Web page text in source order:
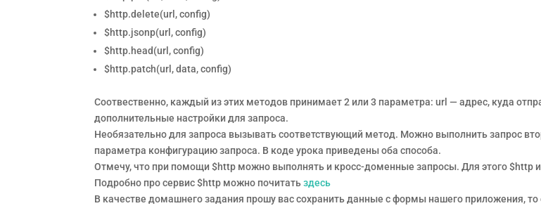
$http.delete(url, config)
$http.jsonp(url, config)
$http.head(url, config)
$http.patch(url, data, config)
Соотвественно, каждый из этих методов принимает 2 или 3 параметра: url — адрес, куда
дополнительные настройки для запроса.
Необязательно для запроса вызывать соответствующий метод. Можно выполнить запрос
параметра конфигурацию запроса. В коде урока приведены оба способа.
Отмечу, что при помощи $http можно выполнять и кросс-доменные запросы. Для этого $http
Подробно про сервис $http можно почитатьздесь
В качестве домашнего задания прошу вас сохранить данные с формы нашего приложения, то